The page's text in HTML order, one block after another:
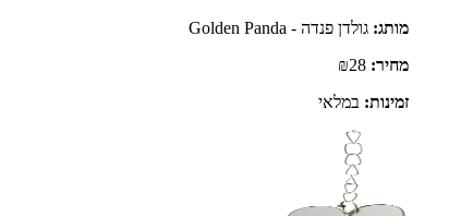
מותג: גולדן פנדה - Golden Panda
מחיר:
זמינות: במלאי